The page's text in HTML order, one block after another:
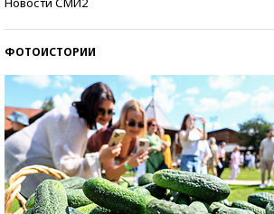
ФОТОИСТОРИИ